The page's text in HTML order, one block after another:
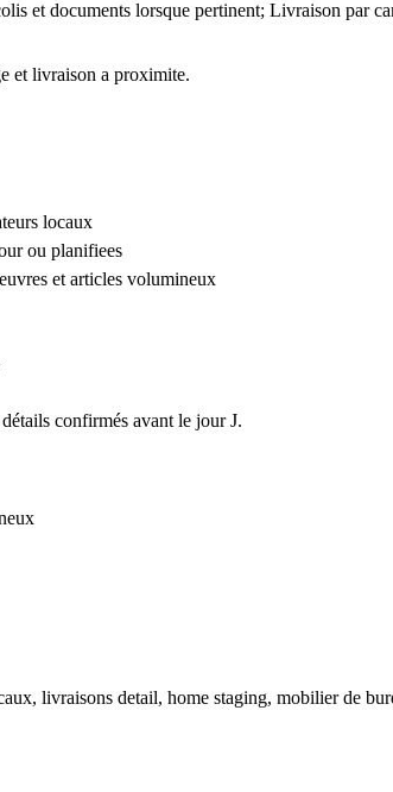
et documents lorsque pertinent; Livraison par
et livraison a proximite.
locaux
ou planifiees
et articles volumineux
confirmés avant le jour J.
livraisons detail, home staging, mobilier de